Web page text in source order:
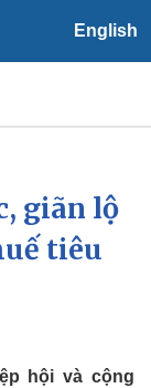
English
tiết
giãn lộ
tiêu
hội và cộng